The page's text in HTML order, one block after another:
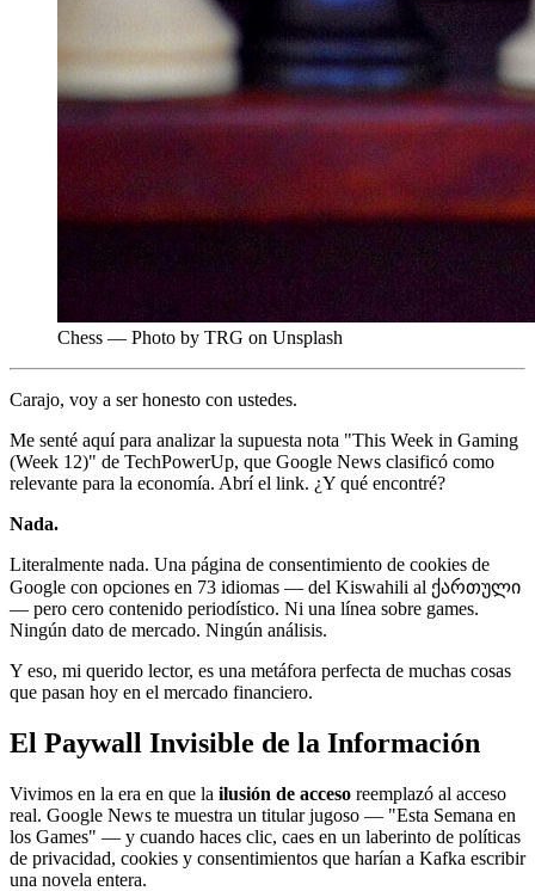
Chess — Photo by TRG on Unsplash
Carajo, voy a ser honesto con ustedes.
Me senté aquí para analizar la supuesta nota "This Week in Gaming
(Week 12)" de TechPowerUp, que Google News clasificó como
relevante para la economía. Abrí el link. ¿Y qué encontré?
Nada.
Literalmente nada. Una página de consentimiento de cookies de
Google con opciones en 73 idiomas — del Kiswahili al ქართული
— pero cero contenido periodístico. Ni una línea sobre games.
Ningún dato de mercado. Ningún análisis.
Y eso, mi querido lector, es una metáfora perfecta de muchas cosas
que pasan hoy en el mercado financiero.
El Paywall Invisible de la Información
Vivimos en la era en que la ilusión de acceso reemplazó al acceso
real. Google News te muestra un titular jugoso — "Esta Semana en
los Games" — y cuando haces clic, caes en un laberinto de políticas
de privacidad, cookies y consentimientos que harían a Kafka escribir
una novela entera.